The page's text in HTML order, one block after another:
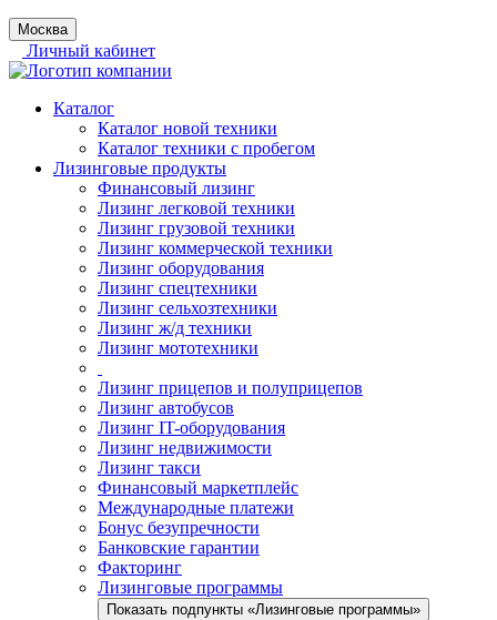
Москва
Личный кабинет
Каталог
Каталог новой техники
Каталог техники с пробегом
Лизинговые продукты
Финансовый лизинг
Лизинг легковой техники
Лизинг грузовой техники
Лизинг коммерческой техники
Лизинг оборудования
Лизинг спецтехники
Лизинг сельхозтехники
Лизинг ж/д техники
Лизинг мототехники
Лизинг прицепов и полуприцепов
Лизинг автобусов
Лизинг IT-оборудования
Лизинг недвижимости
Лизинг такси
Финансовый маркетплейс
Международные платежи
Бонус безупречности
Банковские гарантии
Факторинг
Лизинговые программы
Показать подпункты «Лизинговые программы»